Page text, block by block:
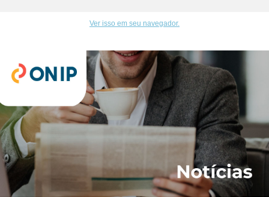
Ver isso em seu navegador.